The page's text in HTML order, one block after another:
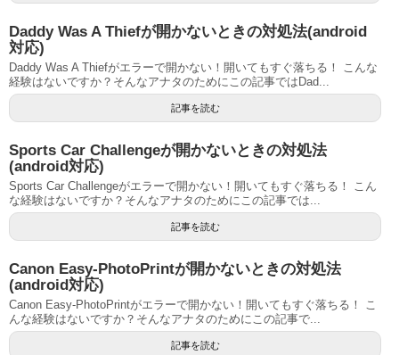
Daddy Was A Thiefが開かないときの対処法(android
対応)
Daddy Was A Thiefがエラーで開かない！開いてもすぐ落ちる！ こんな
経験はないですか？そんなアナタのためにこの記事ではDad...
記事を読む
Sports Car Challengeが開かないときの対処法
(android対応)
Sports Car Challengeがエラーで開かない！開いてもすぐ落ちる！ こん
な経験はないですか？そんなアナタのためにこの記事では...
記事を読む
Canon Easy-PhotoPrintが開かないときの対処法
(android対応)
Canon Easy-PhotoPrintがエラーで開かない！開いてもすぐ落ちる！ こ
んな経験はないですか？そんなアナタのためにこの記事で...
記事を読む